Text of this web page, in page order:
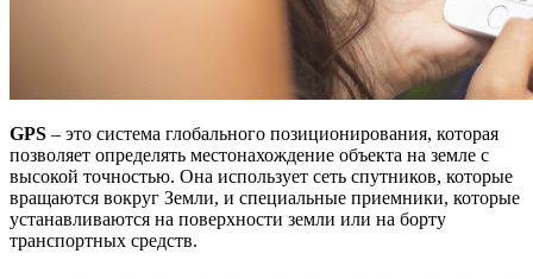
GPS – это система глобального позиционирования, которая
позволяет определять местонахождение объекта на земле с
высокой точностью. Она использует сеть спутников, которые
вращаются вокруг Земли, и специальные приемники, которые
устанавливаются на поверхности земли или на борту
транспортных средств.